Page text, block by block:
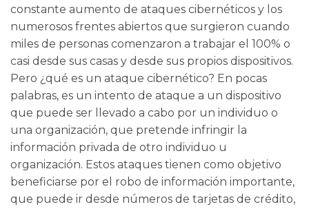
constante aumento de ataques cibernéticos y los
numerosos frentes abiertos que surgieron cuando
miles de personas comenzaron a trabajar el 100% o
casi desde sus casas y desde sus propios dispositivos.
Pero ¿qué es un ataque cibernético? En pocas
palabras, es un intento de ataque a un dispositivo
que puede ser llevado a cabo por un individuo o
una organización, que pretende infringir la
información privada de otro individuo u
organización. Estos ataques tienen como objetivo
beneficiarse por el robo de información importante,
que puede ir desde números de tarjetas de crédito,